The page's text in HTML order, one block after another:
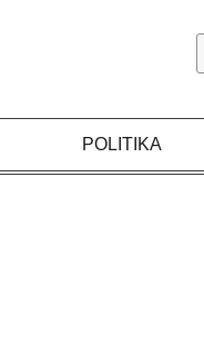
POLITIKA